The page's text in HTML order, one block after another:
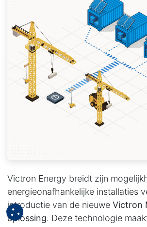
Victron Energy breidt zijn
energieonafhankelijke installaties
introductie van de nieuwe Victron
oplossing. Deze technologie